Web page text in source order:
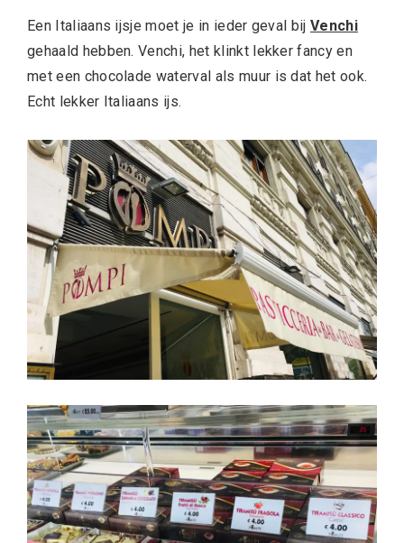
Een Italiaans ijsje moet je in ieder geval bijVenchi
gehaald hebben. Venchi, het klinkt lekker fancy en
met een chocolade waterval als muur is dat het ook.
Echt lekker Italiaans ijs.